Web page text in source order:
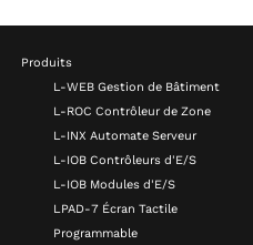
Produits
L-WEB Gestion de Bâtiment
L-ROC Contrôleur de Zone
L-INX Automate Serveur
L-IOB Contrôleurs d'E/S
L-IOB Modules d'E/S
LPAD-7 Écran Tactile
Programmable